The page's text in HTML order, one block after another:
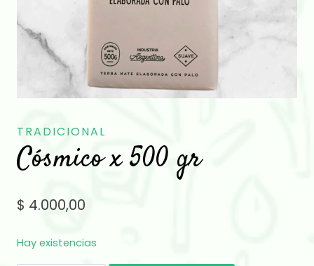
TRADICIONAL
Cósmico x 500 gr
$ 4.000,00
Hay existencias